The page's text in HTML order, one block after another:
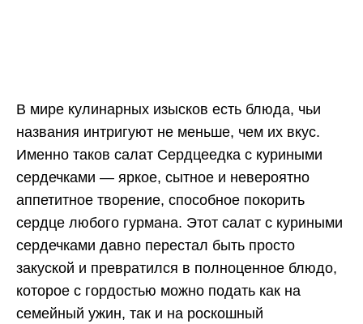
В мире кулинарных изысков есть блюда, чьи
названия интригуют не меньше, чем их вкус.
Именно таков салат Сердцеедка с куриными
сердечками — яркое, сытное и невероятно
аппетитное творение, способное покорить
сердце любого гурмана. Этот салат с куриными
сердечками давно перестал быть просто
закуской и превратился в полноценное блюдо,
которое с гордостью можно подать как на
семейный ужин, так и на роскошный